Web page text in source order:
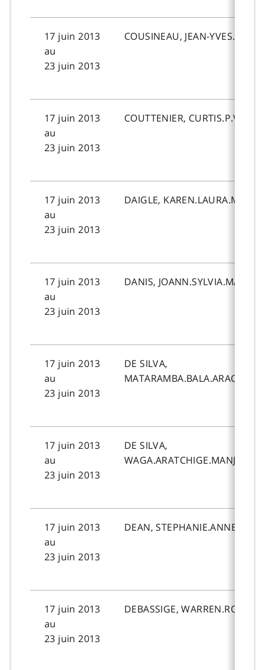
17 juin 2013
au
23 juin 2013
COUSINEAU, JEAN-YVES.
17 juin 2013
au
23 juin 2013
COUTTENIER, CURTIS.P.V.
17 juin 2013
au
23 juin 2013
DAIGLE, KAREN.LAURA.MARIE.
17 juin 2013
au
23 juin 2013
DANIS, JOANN.SYLVIA.MARY.
17 juin 2013
au
23 juin 2013
DE SILVA,
17 juin 2013
au
23 juin 2013
DE SILVA,
17 juin 2013
au
23 juin 2013
DEAN, STEPHANIE.ANNE.
17 juin 2013
au
23 juin 2013
DEBASSIGE,